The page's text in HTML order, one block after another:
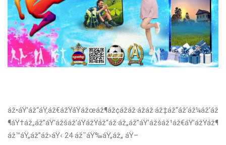
áž•áŸ’áž“áŸ‚áž€ážŸáŸážœáž¶áž¢ážáž·ážáž·áž‡áž“áž‘áž¼áž‘áž
¶áŸ†áž„áž”áŸ’ážšáž‘áŸážŸáž“áž·áž„áž”áŸ’ážšáž¹áž€áŸ’ážŸáž¶
áž™áŸ„áž”áž›áŸ‹ 24 áž˜áŸ‰áŸ„áž„ áŸ–